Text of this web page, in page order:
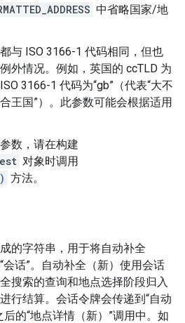
中省略国家/地
与 ISO 3166-1 代码相同，但也
外情况。例如，英国的 ccTLD 为
3166-1 代码为“gb”（代表“大不
王国”）。此参数可能会根据适用
数，请在构建
对象时调用
方法。
的字符串，用于将自动补全
会话”。自动补全（新）使用会话
搜索的查询和地点选择阶段归入
行结算。会话令牌会传递到“自动
的“地点详情（新）”调用中。如